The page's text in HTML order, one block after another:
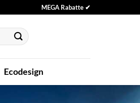
MEGA Rabatte ✔
Ecodesign